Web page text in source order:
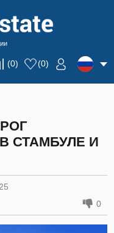
(0) (0)
СТАМБУЛЕ И
0